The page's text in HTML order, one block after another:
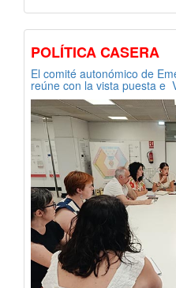
POLÍTICA CASERA
El comité autonómico de
reúne con la vista puesta e